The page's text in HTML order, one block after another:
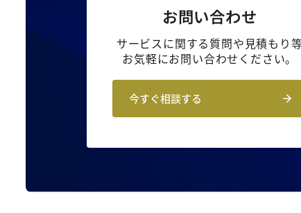
お問い合わせ
サービスに関する質問や見積もり
お気軽にお問い合わせください。
今すぐ相談する